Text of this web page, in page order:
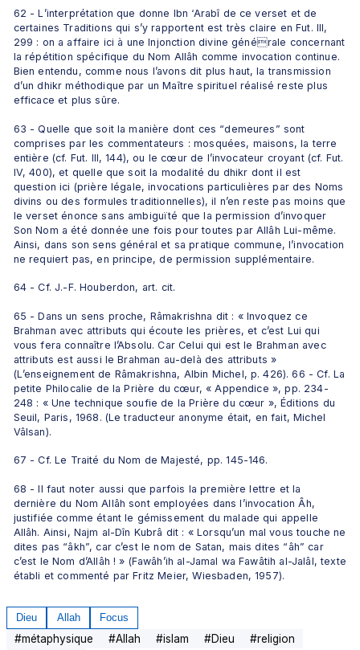
62 - L’interprétation que donne Ibn ‘Arabî de ce verset et de
certaines Traditions qui s’y rapportent est très claire en Fut. III,
299 : on a affaire ici à une Injonction divine générale concernant
la répétition spécifique du Nom Allâh comme invocation continue.
Bien entendu, comme nous l’avons dit plus haut, la transmission
d’un dhikr méthodique par un Maître spirituel réalisé reste plus
efficace et plus sûre.
63 - Quelle que soit la manière dont ces “demeures” sont
comprises par les commentateurs : mosquées, maisons, la terre
entière (cf. Fut. III, 144), ou le cœur de l’invocateur croyant (cf. Fut.
IV, 400), et quelle que soit la modalité du dhikr dont il est
question ici (prière légale, invocations particulières par des Noms
divins ou des formules traditionnelles), il n’en reste pas moins que
le verset énonce sans ambiguïté que la permission d’invoquer
Son Nom a été donnée une fois pour toutes par Allâh Lui-même.
Ainsi, dans son sens général et sa pratique commune, l’invocation
ne requiert pas, en principe, de permission supplémentaire.
64 - Cf. J.-F. Houberdon, art. cit.
65 - Dans un sens proche, Râmakrishna dit : « Invoquez ce
Brahman avec attributs qui écoute les prières, et c’est Lui qui
vous fera connaître l’Absolu. Car Celui qui est le Brahman avec
attributs est aussi le Brahman au-delà des attributs »
(L’enseignement de Râmakrishna, Albin Michel, p. 426). 66 - Cf. La
petite Philocalie de la Prière du cœur, « Appendice », pp. 234-
248 : « Une technique soufie de la Prière du cœur », Éditions du
Seuil, Paris, 1968. (Le traducteur anonyme était, en fait, Michel
Vâlsan).
67 - Cf. Le Traité du Nom de Majesté, pp. 145-146.
68 - Il faut noter aussi que parfois la première lettre et la
dernière du Nom Allâh sont employées dans l’invocation Âh,
justifiée comme étant le gémissement du malade qui appelle
Allâh. Ainsi, Najm al-Dîn Kubrâ dit : « Lorsqu’un mal vous touche ne
dites pas “âkh”, car c’est le nom de Satan, mais dites “âh” car
c’est le Nom d’Allâh ! » (Fawâh’ih al-Jamal wa Fawâtih al-Jalâl, texte
établi et commenté par Fritz Meier, Wiesbaden, 1957).
Dieu Allah Focus
#métaphysique #Allah #islam #Dieu #religion